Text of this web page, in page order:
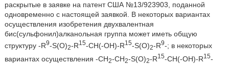
раскрытые в заявке на патент США №13/923903, поданной
одновременно с настоящей заявкой. В некоторых вариантах
осуществления изобретения двухвалентная
бис(сульфонил)алканольная группа может иметь общую
структуру -R9-S(O)2-R15-CH(-OH)-R15-S(O)2-R9-; в некоторых
вариантах осуществления -CH2-CH2-S(O)2-R15-CH(-OH)-R15-